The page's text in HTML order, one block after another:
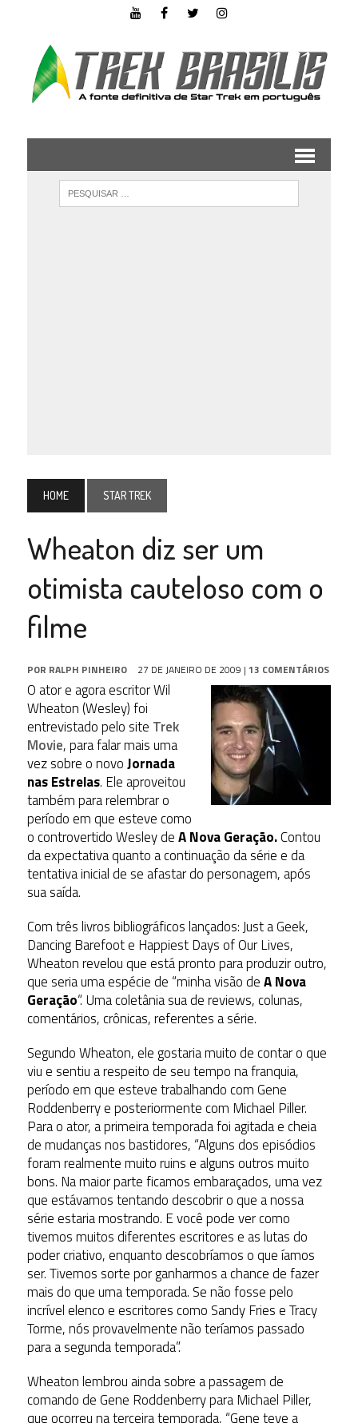
HOME STAR TREK
Wheaton diz ser um
otimista cauteloso com o
filme
POR RALPH PINHEIRO 27 DE JANEIRO DE 2009 | 13 COMENTÁRIOS
O ator e agora escritor Wil
Wheaton (Wesley) foi
entrevistado pelo site Trek
Movie, para falar mais uma
vez sobre o novoJornada
nas Estrelas. Ele aproveitou
também para relembrar o
período em que esteve como
o controvertido Wesley deA Nova Geração.Contou
da expectativa quanto a continuação da série e da
tentativa inicial de se afastar do personagem, após
sua saída.
Com três livros bibliográficos lançados: Just a Geek,
Dancing Barefoot e Happiest Days of Our Lives,
Wheaton revelou que está pronto para produzir outro,
que seria uma espécie de “minha visão deA Nova
Geração“. Uma coletânia sua de reviews, colunas,
comentários, crônicas, referentes a série.
Segundo Wheaton, ele gostaria muito de contar o que
viu e sentiu a respeito de seu tempo na franquia,
período em que esteve trabalhando com Gene
Roddenberry e posteriormente com Michael Piller.
Para o ator, a primeira temporada foi agitada e cheia
de mudanças nos bastidores, “Alguns dos episódios
foram realmente muito ruins e alguns outros muito
bons. Na maior parte ficamos embaraçados, uma vez
que estávamos tentando descobrir o que a nossa
série estaria mostrando. E você pode ver como
tivemos muitos diferentes escritores e as lutas do
poder criativo, enquanto descobríamos o que íamos
ser. Tivemos sorte por ganharmos a chance de fazer
mais do que uma temporada. Se não fosse pelo
incrível elenco e escritores como Sandy Fries e Tracy
Torme, nós provavelmente não teríamos passado
para a segunda temporada”.
Wheaton lembrou ainda sobre a passagem de
comando de Gene Roddenberry para Michael Piller,
que ocorreu na terceira temporada, “Gene teve a